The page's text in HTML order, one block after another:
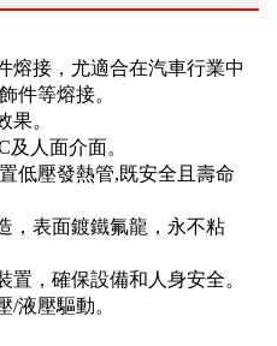
熔接，尤適合在汽車行業中
件等熔接。
果。
人面介面。
低壓發熱管,既安全且壽命
，表面鍍鐵氟龍，永不粘
置，確保設備和人身安全。
/液壓驅動。